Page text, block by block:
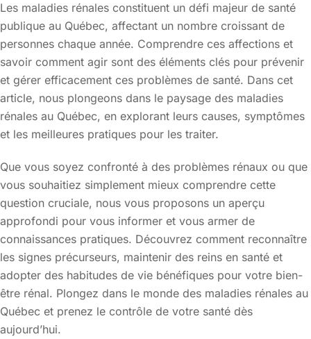
Les maladies rénales constituent un défi majeur de santé
publique au Québec, affectant un nombre croissant de
personnes chaque année. Comprendre ces affections et
savoir comment agir sont des éléments clés pour prévenir
et gérer efficacement ces problèmes de santé. Dans cet
article, nous plongeons dans le paysage des maladies
rénales au Québec, en explorant leurs causes, symptômes
et les meilleures pratiques pour les traiter.
Que vous soyez confronté à des problèmes rénaux ou que
vous souhaitiez simplement mieux comprendre cette
question cruciale, nous vous proposons un aperçu
approfondi pour vous informer et vous armer de
connaissances pratiques. Découvrez comment reconnaître
les signes précurseurs, maintenir des reins en santé et
adopter des habitudes de vie bénéfiques pour votre bien-
être rénal. Plongez dans le monde des maladies rénales au
Québec et prenez le contrôle de votre santé dès
aujourd’hui.